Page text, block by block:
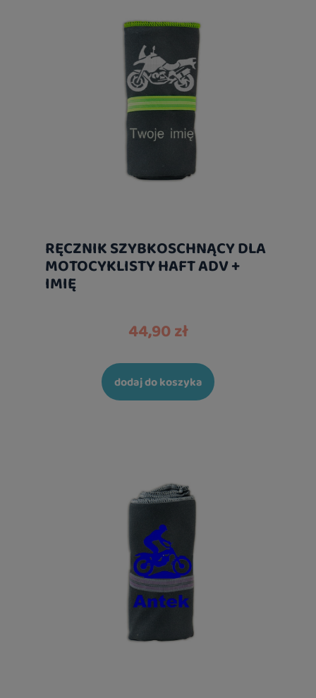
RĘCZNIK SZYBKOSCHNĄCY DLA
MOTOCYKLISTY HAFT ADV +
IMIĘ
44,90 zł
dodaj do koszyka